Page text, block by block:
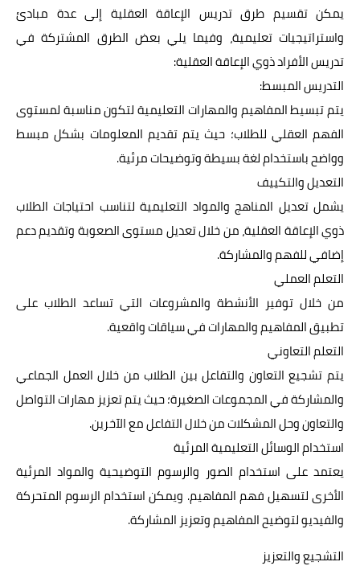
يمكن تقسيم طرق تدريس الإعاقة العقلية إلى عدة مبادئ
واستراتيجيات تعليمية، وفيما يلي بعض الطرق المشتركة في
تدريس الأفراد ذوي الإعاقة العقلية:
التدريس المبسط:
يتم تبسيط المفاهيم والمهارات التعليمية لتكون مناسبة لمستوى
الفهم العقلي للطلاب؛ حيث يتم تقديم المعلومات بشكل مبسط
وواضح باستخدام لغة بسيطة وتوضيحات مرئية.
التعديل والتكييف
يشمل تعديل المناهج والمواد التعليمية لتناسب احتياجات الطلاب
ذوي الإعاقة العقلية، من خلال تعديل مستوى الصعوبة وتقديم دعم
إضافي للفهم والمشاركة.
التعلم العملي
من خلال توفير الأنشطة والمشروعات التي تساعد الطلاب على
تطبيق المفاهيم والمهارات في سياقات واقعية.
التعلم التعاوني
يتم تشجيع التعاون والتفاعل بين الطلاب من خلال العمل الجماعي
والمشاركة في المجموعات الصغيرة؛ حيث يتم تعزيز مهارات التواصل
والتعاون وحل المشكلات من خلال التفاعل مع الآخرين.
استخدام الوسائل التعليمية المرئية
يعتمد على استخدام الصور والرسوم التوضيحية والمواد المرئية
الأخرى لتسهيل فهم المفاهيم. ويمكن استخدام الرسوم المتحركة
والفيديو لتوضيح المفاهيم وتعزيز المشاركة.
التشجيع والتعزيز